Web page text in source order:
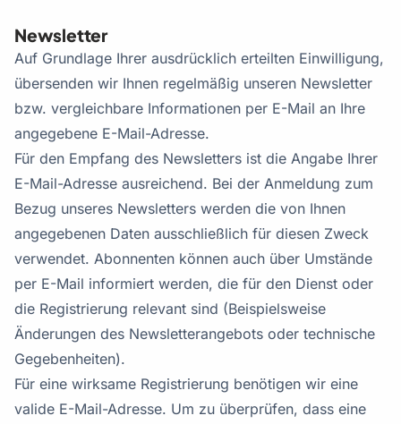
Newsletter
Auf Grundlage Ihrer ausdrücklich erteilten Einwilligung,
übersenden wir Ihnen regelmäßig unseren Newsletter
bzw. vergleichbare Informationen per E-Mail an Ihre
angegebene E-Mail-Adresse.
Für den Empfang des Newsletters ist die Angabe Ihrer
E-Mail-Adresse ausreichend. Bei der Anmeldung zum
Bezug unseres Newsletters werden die von Ihnen
angegebenen Daten ausschließlich für diesen Zweck
verwendet. Abonnenten können auch über Umstände
per E-Mail informiert werden, die für den Dienst oder
die Registrierung relevant sind (Beispielsweise
Änderungen des Newsletterangebots oder technische
Gegebenheiten).
Für eine wirksame Registrierung benötigen wir eine
valide E-Mail-Adresse. Um zu überprüfen, dass eine